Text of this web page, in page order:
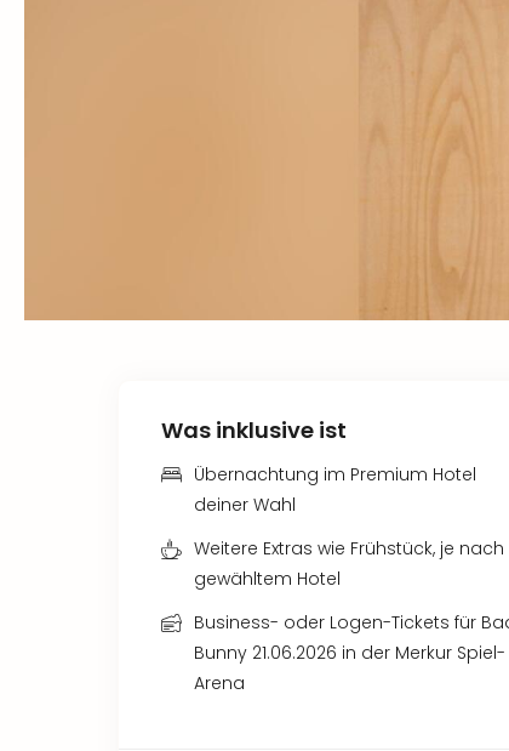
Was inklusive ist
Übernachtung im Premium Hotel
deiner Wahl
Weitere Extras wie Frühstück, je nach
gewähltem Hotel
Business- oder Logen-Tickets für
Bunny 21.06.2026 in der Merkur Spiel-
Arena